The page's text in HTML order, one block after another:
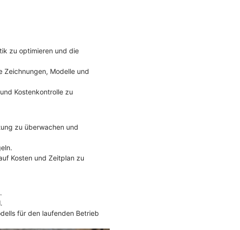
zu optimieren und die
Zeichnungen, Modelle und
Kostenkontrolle zu
zu überwachen und
Kosten und Zeitplan zu
für den laufenden Betrieb